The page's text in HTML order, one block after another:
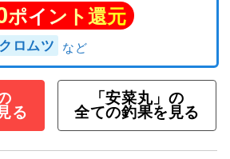
ポイント還元
クロムツ
る
「安菜丸」の
全ての釣果を見る